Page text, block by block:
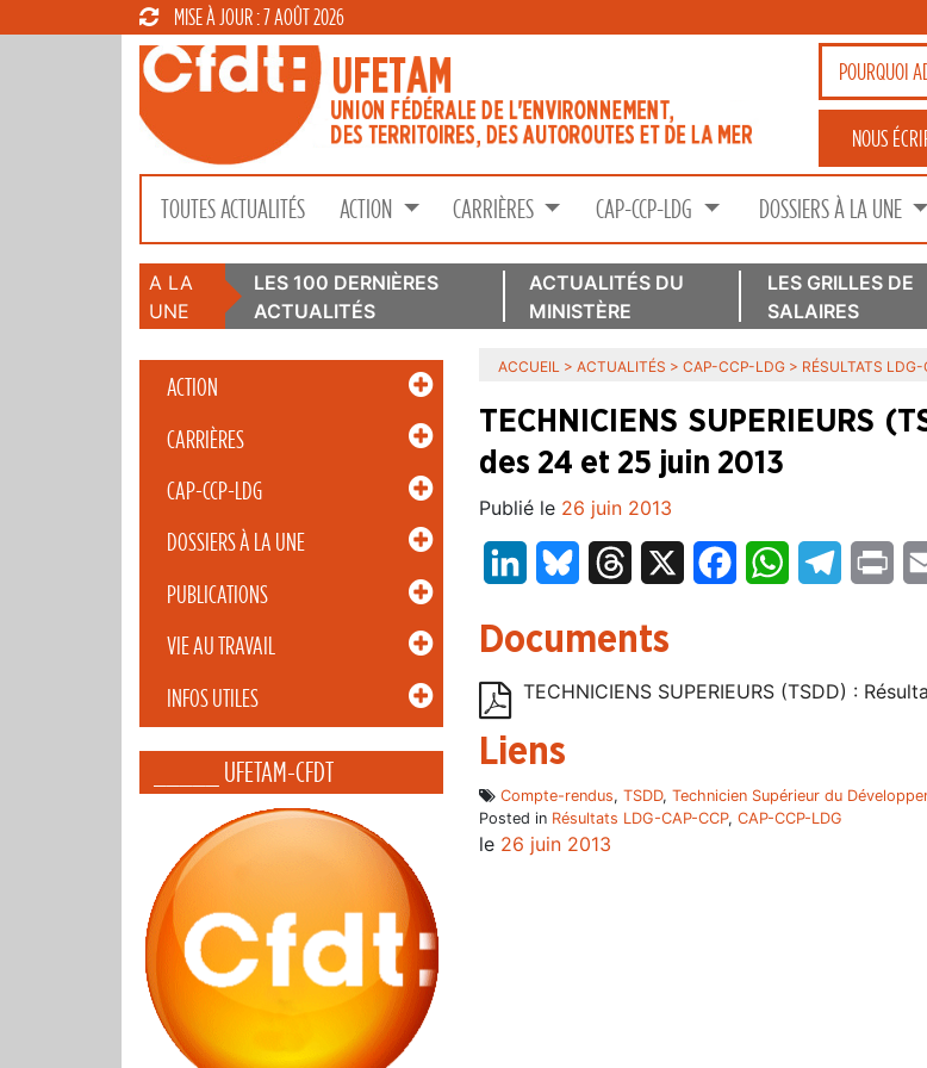
MISE À JOUR : 7 AOÛT 2026
POURQUOI
NOUS
TOUTES ACTUALITÉS ACTION CARRIÈRES CAP-CCP-LDG DOSSIERS À LA UNE
A LA
UNE
LES 100 DERNIÈRES
ACTUALITÉS
ACTUALITÉS DU
MINISTÈRE
LES GRILLES DE
SALAIRES
ACTION
CARRIÈRES
CAP-CCP-LDG
DOSSIERS À LA UNE
PUBLICATIONS
VIE AU TRAVAIL
INFOS UTILES
_____ UFETAM-CFDT
ACCUEIL > ACTUALITÉS > CAP-CCP-LDG > RÉSULTATS
TECHNICIENS SUPERIEURS
des 24 et 25 juin 2013
Publié le 26 juin 2013
LinkedInBluesky Threads FacebookWhatsAppTelegram
Documents
TECHNICIENS SUPERIEURS (TSDD) :
Liens
Compte-rendus, TSDD, Technicien Supérieur du
Posted in Résultats LDG-CAP-CCP, CAP-CCP-LDG
le 26 juin 2013